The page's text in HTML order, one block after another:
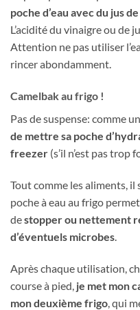
poche d’eau avec du jus
L’acidité du vinaigre ou de
Attention ne pas utiliser
rincer abondamment.
Camelbak au frigo !
Pas de suspense: comme
de mettre sa poche
freezer (s’il n’est pas trop
Tout comme les aliments,
poche à eau au frigo
destopper ou nettement
d’éventuels microbes.
Après chaque utilisation,
course à pied, je met mon
mon deuxième frigo , qui